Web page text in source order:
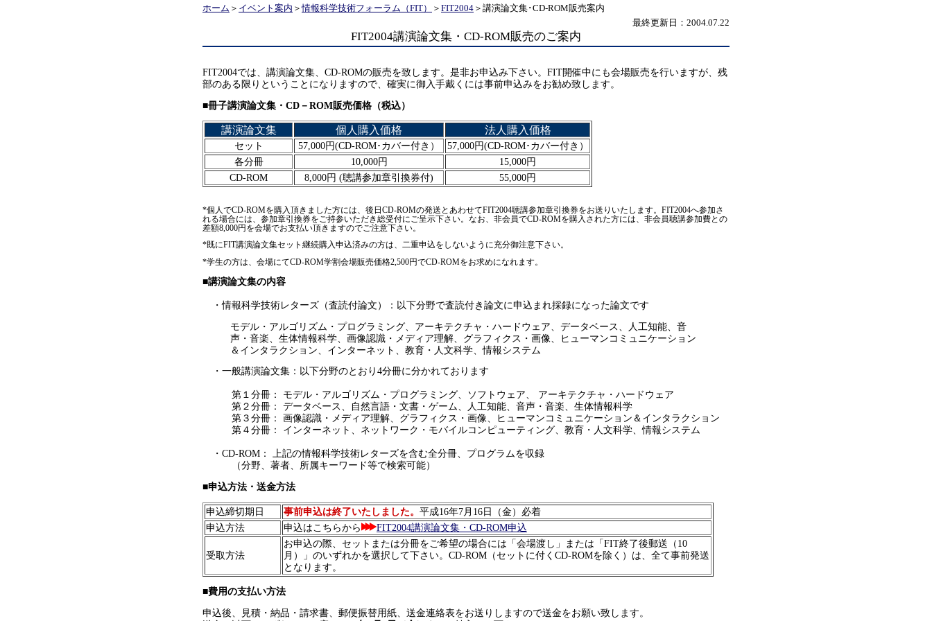
ホーム ＞ イベント案内 ＞情報科学技術フォーラム（FIT） ＞ FIT2004 ＞講演論文集･CD-ROM販売案内
最終更新日：2004.07.22
FIT2004講演論文集・CD-ROM販売のご案内
FIT2004では、講演論文集、CD-ROMの販売を致します。是非お申込み下さい。FIT開催中にも会場販売を行いますが、残
部のある限りということになりますので、確実に御入手戴くには事前申込みをお勧め致します。
■冊子講演論文集・CD－ROM販売価格（税込）
講演論文集 個人購入価格 法人購入価格
セット 57,000円(CD-ROM･カバー付き）
57,000円(CD-ROM･カバー付き）
各分冊
10,000円
15,000円
CD-ROM
8,000円 (聴講参加章引換券付) 55,000円
*個人でCD-ROMを購入頂きました方には、後日CD-ROMの発送とあわせてFIT2004聴講参加章引換券をお送りいたします。FIT2004へ参加さ
れる場合には、参加章引換券をご持参いただき総受付にご呈示下さい。なお、非会員でCD-ROMを購入された方には、非会員聴講参加費との
差額8,000円を会場でお支払い頂きますのでご注意下さい。
*既にFIT講演論文集セット継続購入申込済みの方は、二重申込をしないように充分御注意下さい。
*学生の方は、会場にてCD-ROM学割会場販売価格2,500円でCD-ROMをお求めになれます。
■講演論文集の内容
・情報科学技術レターズ（査読付論文）：以下分野で査読付き論文に申込まれ採録になった論文です
モデル・アルゴリズム・プログラミング、アーキテクチャ・ハードウェア、データベース、人工知能、音
声・音楽、生体情報科学、画像認識・メディア理解、グラフィクス・画像、ヒューマンコミュニケーション
＆インタラクション、インターネット、教育・人文科学、情報システム
・一般講演論文集：以下分野のとおり4分冊に分かれております
第１分冊： モデル・アルゴリズム・プログラミング、ソフトウェア、 アーキテクチャ・ハードウェア
第２分冊： データベース、自然言語・文書・ゲーム、人工知能、音声・音楽、生体情報科学
第３分冊： 画像認識・メディア理解、グラフィクス・画像、ヒューマンコミュニケーション＆インタラクション
第４分冊： インターネット、ネットワーク・モバイルコンピューティング、教育・人文科学、情報システム
・CD-ROM： 上記の情報科学技術レターズを含む全分冊、プログラムを収録
（分野、著者、所属キーワード等で検索可能）
■申込方法・送金方法
申込締切期日 事前申込は終了いたしました。 平成16年7月16日（金）必着
申込方法
申込はこちらから FIT2004講演論文集・CD-ROM申込
受取方法
お申込の際、セットまたは分冊をご希望の場合には「会場渡し」または「FIT終了後郵送（10
月）」のいずれかを選択して下さい。CD-ROM（セットに付くCD-ROMを除く）は、全て事前発送
となります。
■費用の支払い方法
申込後、見積・納品・請求書、郵便振替用紙、送金連絡表をお送りしますので送金をお願い致します。